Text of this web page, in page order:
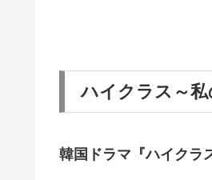
ハイクラス～
韓国ドラマ『ハイクラ